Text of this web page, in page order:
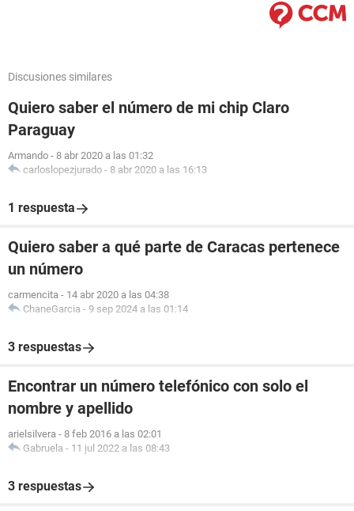
Discusiones similares
Quiero saber el número de mi chip Claro
Paraguay
Armando - 8 abr 2020 a las 01:32
carloslopezjurado - 8 abr 2020 a las 16:13
1 respuesta
Quiero saber a qué parte de Caracas pertenece
un número
carmencita - 14 abr 2020 a las 04:38
ChaneGarcia - 9 sep 2024 a las 01:14
3 respuestas
Encontrar un número telefónico con solo el
nombre y apellido
arielsilvera - 8 feb 2016 a las 02:01
Gabruela - 11 jul 2022 a las 08:43
3 respuestas